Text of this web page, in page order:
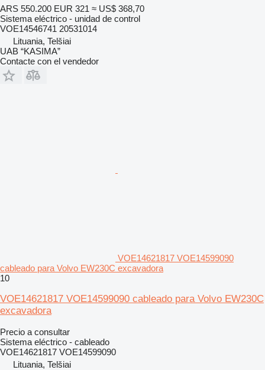
ARS 550.200 EUR 321 ≈ US$ 368,70
Sistema eléctrico - unidad de control
VOE14546741 20531014
Lituania, Telšiai
UAB “KASIMA”
Contacte con el vendedor
VOE14621817 VOE14599090
cableado para Volvo EW230C excavadora
10
VOE14621817 VOE14599090 cableado para Volvo EW230C
excavadora
Precio a consultar
Sistema eléctrico - cableado
VOE14621817 VOE14599090
Lituania, Telšiai